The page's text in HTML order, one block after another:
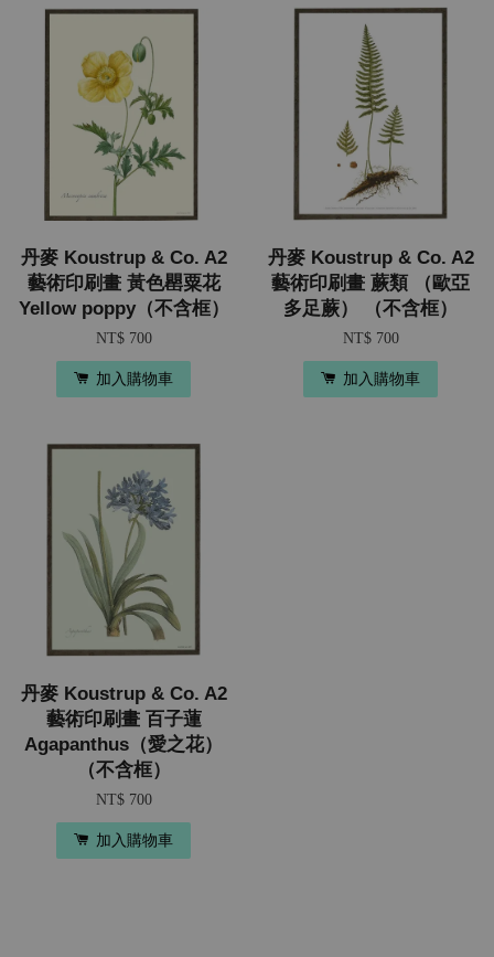
丹麥 Koustrup & Co. A2
藝術印刷畫 黃色罌粟花
Yellow poppy（不含框）
NT$ 700
加入購物車
丹麥 Koustrup & Co. A2
藝術印刷畫 蕨類 （歐亞
多足蕨） （不含框）
NT$ 700
加入購物車
丹麥 Koustrup & Co. A2
藝術印刷畫 百子蓮
Agapanthus（愛之花）
（不含框）
NT$ 700
加入購物車